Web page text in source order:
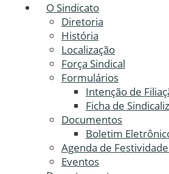
O Sindicato
Diretoria
História
Localização
Força Sindical
Formulários
Intenção de
Ficha de
Documentos
Boletim
Agenda de
Eventos